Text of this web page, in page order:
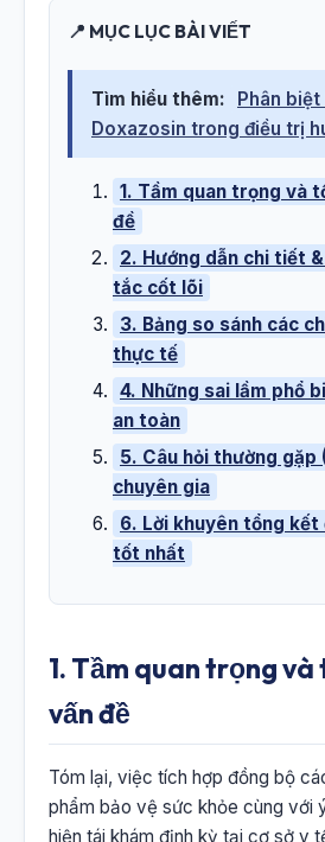
📍 MỤC LỤC BÀI VIẾT
Tìm hiểu thêm:
Phân
Doxazosin trong điều trị
1. Tầm quan trọng và
đề
2. Hướng dẫn chi tiết
tắc cốt lõi
3. Bảng so sánh các
thực tế
4. Những sai lầm phổ
an toàn
5. Câu hỏi thường gặp
chuyên gia
6. Lời khuyên tổng kết
tốt nhất
1. Tầm quan trọng
vấn đề
Tóm lại, việc tích hợp đồng bộ
phẩm bảo vệ sức khỏe cùng với
hiện tái khám định kỳ tại cơ sở y